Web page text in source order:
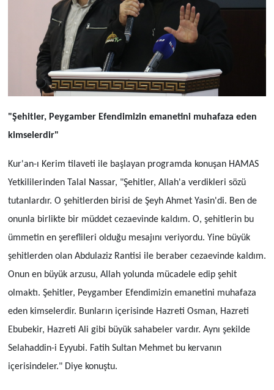
"Şehitler, Peygamber Efendimizin emanetini muhafaza eden
kimselerdir"
Kur'an-ı Kerim tilaveti ile başlayan programda konuşan HAMAS
Yetkililerinden Talal Nassar, "Şehitler, Allah'a verdikleri sözü
tutanlardır. O şehitlerden birisi de Şeyh Ahmet Yasin'di. Ben de
onunla birlikte bir müddet cezaevinde kaldım. O, şehitlerin bu
ümmetin en şereflileri olduğu mesajını veriyordu. Yine büyük
şehitlerden olan Abdulaziz Rantisi ile beraber cezaevinde kaldım.
Onun en büyük arzusu, Allah yolunda mücadele edip şehit
olmaktı. Şehitler, Peygamber Efendimizin emanetini muhafaza
eden kimselerdir. Bunların içerisinde Hazreti Osman, Hazreti
Ebubekir, Hazreti Ali gibi büyük sahabeler vardır. Aynı şekilde
Selahaddin-i Eyyubi. Fatih Sultan Mehmet bu kervanın
içerisindeler." Diye konuştu.